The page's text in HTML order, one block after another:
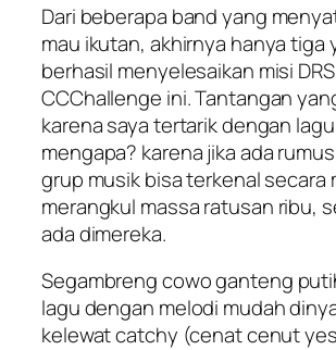
Dari beberapa band yang
mau ikutan, akhirnya hanya tiga
berhasil menyelesaikan misi DRS
CCChallenge ini. Tantangan
karena saya tertarik dengan
mengapa? karena jika ada
grup musik bisa terkenal secara
merangkul massa ratusan ribu,
ada dimereka.
Segambreng cowo ganteng
lagu dengan melodi mudah
kelewat catchy (cenat cenut